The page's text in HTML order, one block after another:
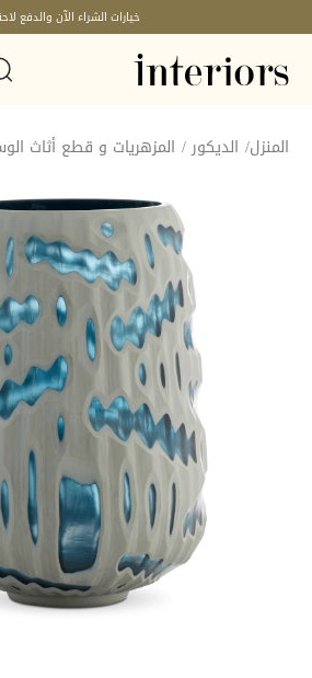
خيارات الشراء الآن والدفع
المنزل/ الديكور/ المزهريات و قطع أثاث